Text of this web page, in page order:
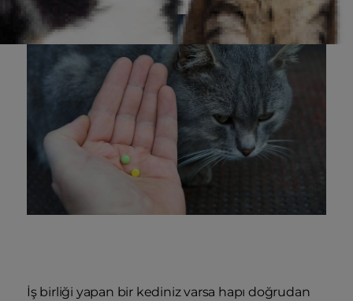
İş birliği yapan bir kediniz varsa hapı doğrudan